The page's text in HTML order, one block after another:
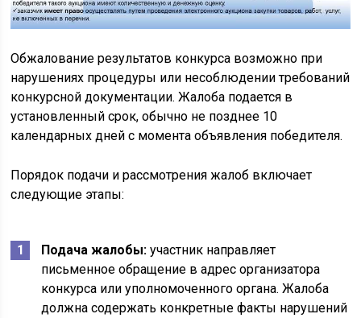
Обжалование результатов конкурса возможно при
нарушениях процедуры или несоблюдении требований
конкурсной документации. Жалоба подается в
установленный срок, обычно не позднее 10
календарных дней с момента объявления победителя.
Порядок подачи и рассмотрения жалоб включает
следующие этапы:
Подача жалобы: участник направляет
письменное обращение в адрес организатора
конкурса или уполномоченного органа. Жалоба
должна содержать конкретные факты нарушений